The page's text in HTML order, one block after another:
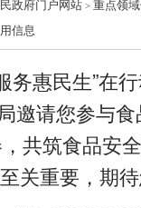
政府门户网站 >重点领
信息
务惠民生”在
邀请您参与食
共筑食品安
关重要，期